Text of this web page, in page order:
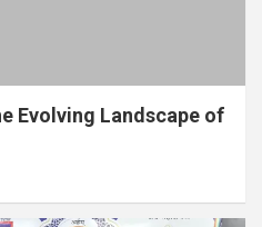
Evolving Landscape of